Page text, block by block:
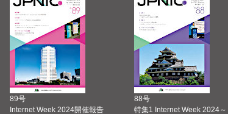
89号
Internet Week 2024開催報告
88号
特集1 Internet Week 2024～